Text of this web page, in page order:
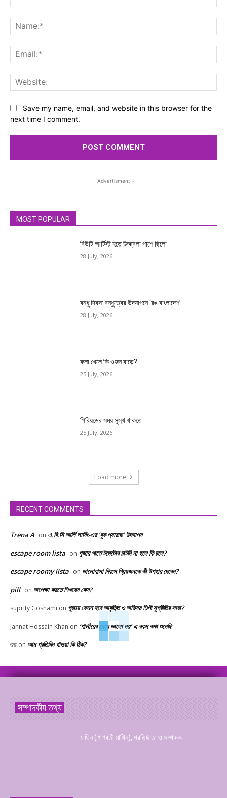
Save my name, email, and website in this browser for the
next time I comment.
- Advertisment -
MOST POPULAR
বিউটি আর্টিস্ট হতে উজ্জ্বলা পাশে ছিলো
28 July, 2026
বন্ধু দিবস: বন্ধুত্বের উদযাপনে ‘রঙ বাংলাদেশ’
28 July, 2026
কলা খেলে কি ওজন বাড়ে?
25 July, 2026
পিরিয়ডের সময় সুস্থ থাকতে
25 July, 2026
Load more
RECENT COMMENTS
Trena A on এ.বি.সি আর্লি লার্নিং-এর ‘বুক প্যারাড’ উদযাপন
escape room lista on পূজার পাতে টমেটোর চাটনি না হলে কি চলে?
escape roomy lista on ভালোবাসা দিবসে প্রিয়জনকে কী উপহার দেবেন?
pill on অপেক্ষা করতে শিখবেন কেন?
suprity Goshami on পূজায় কেমন হবে আবৃত্তি ও অভিনয় শিল্পী সুপ্রীতির সাজ?
Jannat Hossain Khan on ‘পার্লারের মেয়ে ভালো নয়’ এ রকম কথা শুনেছি
শুভ on আম প্রতিদিন খাওয়া কি ঠিক?
সম্পাদকীয় তথ্য
মাথিন (শাশ্বতী মাথিন), প্রতিষ্ঠাতা ও সম্পাদক